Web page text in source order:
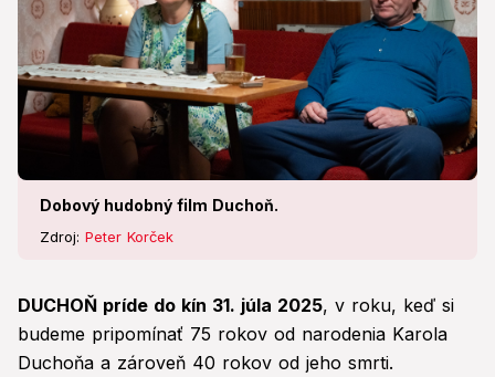
Dobový hudobný film Duchoň.
Zdroj: Peter Korček
DUCHOŇ príde do kín 31. júla 2025, v roku, keď si
budeme pripomínať 75 rokov od narodenia Karola
Duchoňa a zároveň 40 rokov od jeho smrti.